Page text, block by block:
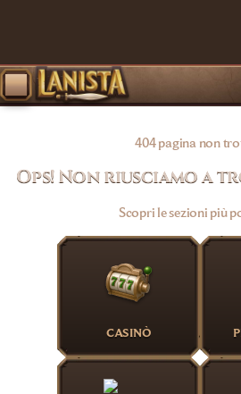
404 pagina non
Ops! Non riusciamo a
Scopri le sezioni più
CASINÒ